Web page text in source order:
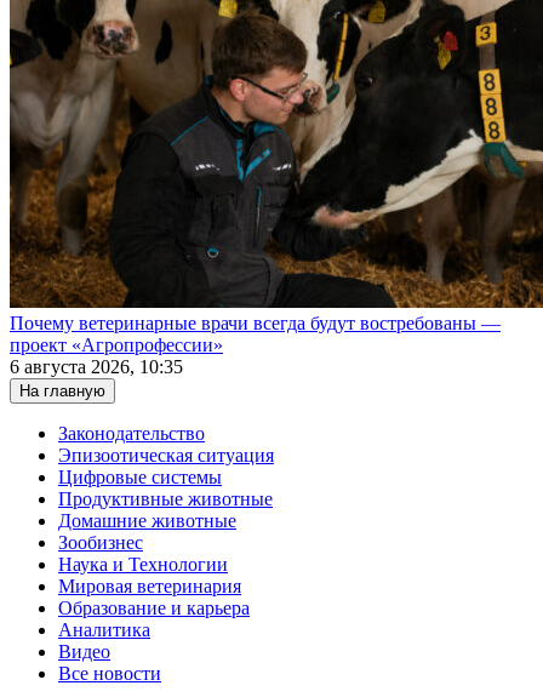
Почему ветеринарные врачи всегда будут востребованы —
проект «Агропрофессии»
6 августа 2026, 10:35
На главную
Законодательство
Эпизоотическая ситуация
Цифровые системы
Продуктивные животные
Домашние животные
Зообизнес
Наука и Технологии
Мировая ветеринария
Образование и карьера
Аналитика
Видео
Все новости